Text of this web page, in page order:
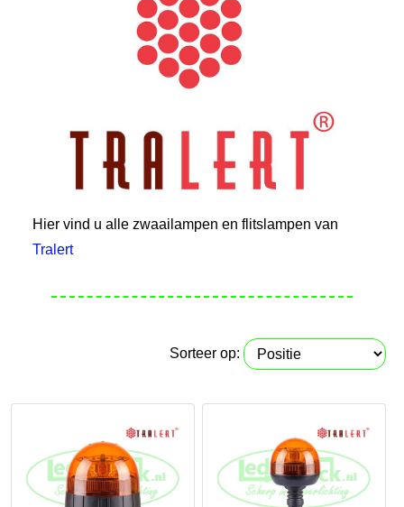
Hier vind u alle zwaailampen en flitslampen van
Tralert
Sorteer op: